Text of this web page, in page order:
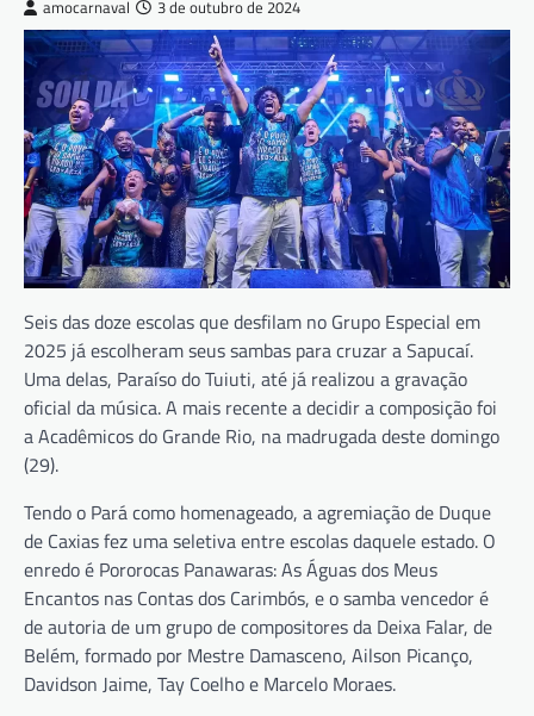
amocarnaval 3 de outubro de 2024
Seis das doze escolas que desfilam no Grupo Especial em
2025 já escolheram seus sambas para cruzar a Sapucaí.
Uma delas, Paraíso do Tuiuti, até já realizou a gravação
oficial da música. A mais recente a decidir a composição foi
a Acadêmicos do Grande Rio, na madrugada deste domingo
(29).
Tendo o Pará como homenageado, a agremiação de Duque
de Caxias fez uma seletiva entre escolas daquele estado. O
enredo é Pororocas Panawaras: As Águas dos Meus
Encantos nas Contas dos Carimbós, e o samba vencedor é
de autoria de um grupo de compositores da Deixa Falar, de
Belém, formado por Mestre Damasceno, Ailson Picanço,
Davidson Jaime, Tay Coelho e Marcelo Moraes.